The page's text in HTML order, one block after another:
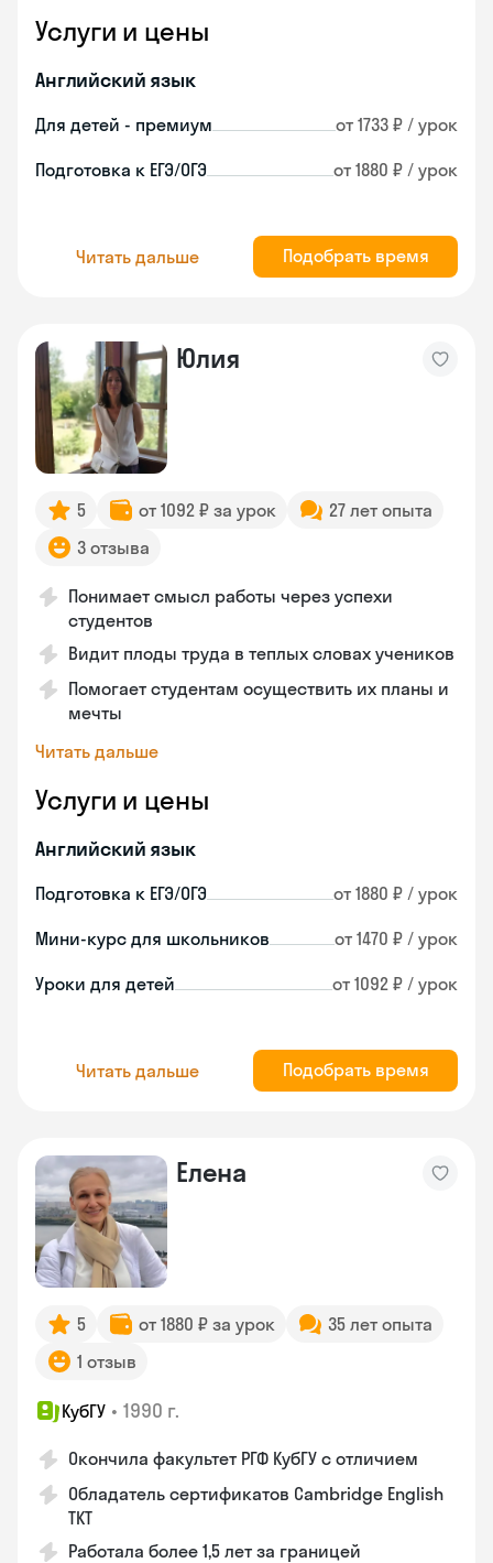
Услуги и цены
Английский язык
Для детей - премиум от 1733 ₽ / урок
Подготовка к ЕГЭ/ОГЭ от 1880 ₽ / урок
Читать дальше Подобрать время
Юлия
5 от 1092 ₽ за урок
27 лет опыта
3 отзыва
Понимает смысл работы через успехи
студентов
Видит плоды труда в теплых словах учеников
Помогает студентам осуществить их планы и
мечты
Читать дальше
Услуги и цены
Английский язык
Подготовка к ЕГЭ/ОГЭ от 1880 ₽ / урок
Мини-курс для школьников от 1470 ₽ / урок
Уроки для детей от 1092 ₽ / урок
Читать дальше Подобрать время
Елена
5 от 1880 ₽ за урок
35 лет опыта
1 отзыв
КубГУ • 1990 г.
Окончила факультет РГФ КубГУ с отличием
Обладатель сертификатов Cambridge English
TKT
Работала более 1,5 лет за границей